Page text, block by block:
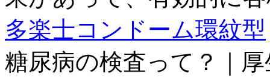
多楽士コンドーム環紋型
糖尿病の検査って？｜